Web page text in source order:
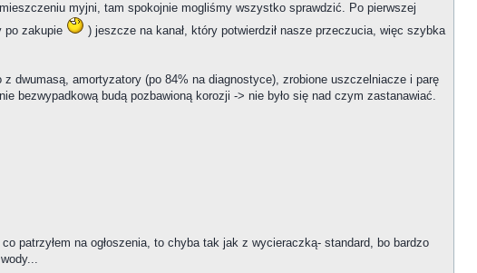
myjni, tam spokojnie mogliśmy wszystko sprawdzić. Po pierwszej
po zakupie
) jeszcze na kanał, który potwierdził nasze przeczucia, więc szybka
dwumasą, amortyzatory (po 84% na diagnostyce), zrobione uszczelniacze i parę
bezwypadkową budą pozbawioną korozji -> nie było się nad czym zastanawiać.
patrzyłem na ogłoszenia, to chyba tak jak z wycieraczką- standard, bo bardzo